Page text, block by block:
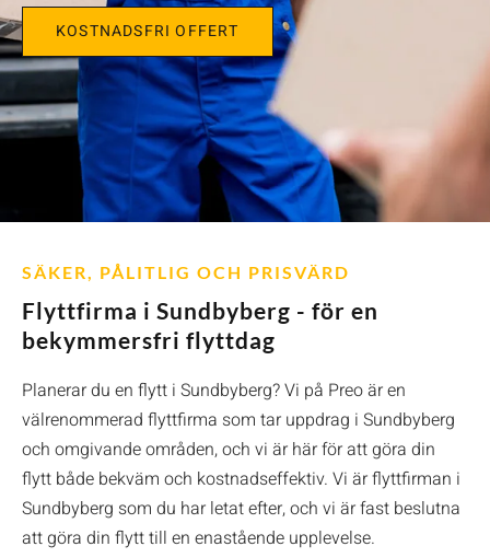
KOSTNADSFRI OFFERT
SÄKER, PÅLITLIG OCH PRISVÄRD
Flyttfirma i Sundbyberg - för en
bekymmersfri flyttdag
Planerar du en flytt i Sundbyberg? Vi på Preo är en
välrenommerad flyttfirma som tar uppdrag i Sundbyberg
och omgivande områden, och vi är här för att göra din
flytt både bekväm och kostnadseffektiv. Vi är flyttfirman i
Sundbyberg som du har letat efter, och vi är fast beslutna
att göra din flytt till en enastående upplevelse.